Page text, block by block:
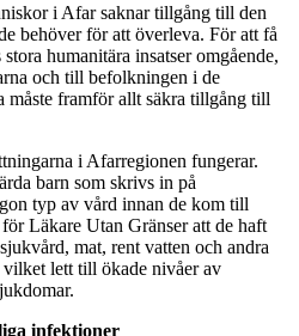
i Afar saknar tillgång till den
behöver för att överleva. För att få
humanitära insatser omgående,
och till befolkningen i de
måste framför allt säkra tillgång till
i Afarregionen fungerar.
barn som skrivs in på
typ av vård innan de kom till
Läkare Utan Gränser att de haft
mat, rent vatten och andra
vilket lett till ökade nivåer av
infektioner